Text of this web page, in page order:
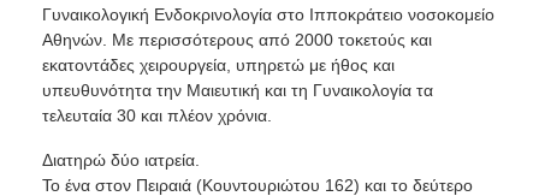
Γυναικολογική Ενδοκρινολογία στο Ιπποκράτειο νοσοκομείο
Αθηνών. Με περισσότερους από 2000 τοκετούς και
εκατοντάδες χειρουργεία, υπηρετώ με ήθος και
υπευθυνότητα την Μαιευτική και τη Γυναικολογία τα
τελευταία 30 και πλέον χρόνια.
Διατηρώ δύο ιατρεία.
Το ένα στον Πειραιά (Κουντουριώτου 162) και το δεύτερο